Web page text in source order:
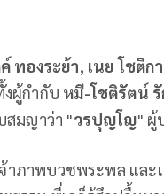
ทองระย้า, เนย โช
งผู้กำกับ หมี-โชติรัตน์ รั
สมญาว่า "วรปุญโญ" ผู้
าภาพบวชพระพล และ